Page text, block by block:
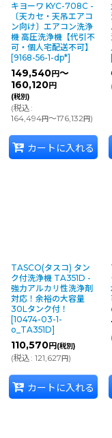
キヨーワ KYC-708C -
〔天カセ・天吊エアコ
ン向け〕エアコン洗浄
機 高圧洗浄機【代引不
可・個人宅配送不可】
[9168-56-1-dp*]
149,540円～
160,120円
(税別)
(税込:
164,494円～176,132円)
カートに入れる
(
TASCO(タスコ) タン
ク付洗浄機 TA351D -
強力アルカリ性洗浄剤
対応！余裕の大容量
30Lタンク付！
[10474-03-1-
o_TA351D]
110,570円 (税別)
(税込: 121,627 円)
カートに入れる
(